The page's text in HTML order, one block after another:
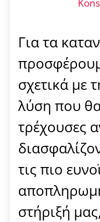
Για τα
σχετικά με
λύση που
τρέχουσες
τις πιο
στήριξή